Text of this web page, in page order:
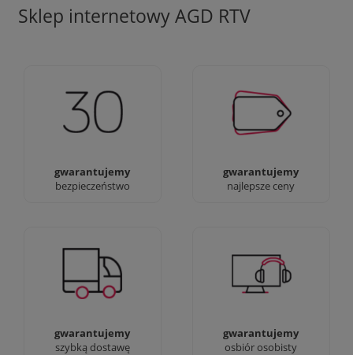
Sklep internetowy AGD RTV
gwarantujemy
bezpieczeństwo
Jesteśmy firmą z 30-
gwarantujemy
najlepsze ceny
Ciężko pracujemy aby
zapewnić najlepsze
gwarantujemy
szybką dostawę
90% dostaw następnego
dnia, bez dopłat!
gwarantujemy
osbiór osobisty
Jesteśmy prawdziwi :)
możesz przyjść i